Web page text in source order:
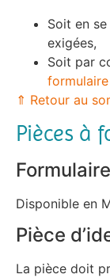
Soit en
exigées,
Soit par
⇑ Retour au
Pièces à
Disponible en
Pièce
La pièce doit